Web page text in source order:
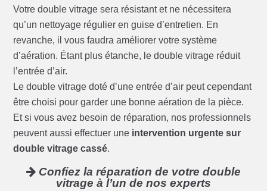
Votre double vitrage sera résistant et ne nécessitera
qu’un nettoyage régulier en guise d’entretien. En
revanche, il vous faudra améliorer votre système
d’aération. Étant plus étanche, le double vitrage réduit
l’entrée d’air.
Le double vitrage doté d’une entrée d’air peut cependant
être choisi pour garder une bonne aération de la pièce.
Et si vous avez besoin de réparation, nos professionnels
peuvent aussi effectuer une intervention urgente sur
double vitrage cassé.
Confiez la réparation de votre double
vitrage à l’un de nos experts